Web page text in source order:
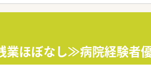
導
業ほぼなし≫病院経験者